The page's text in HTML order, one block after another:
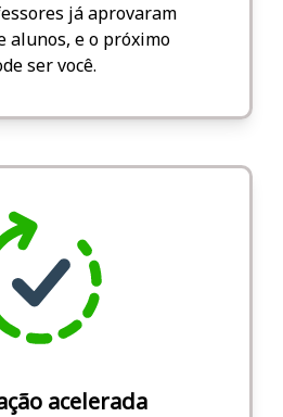
já aprovaram
alunos, e o próximo
ser você.
acelerada